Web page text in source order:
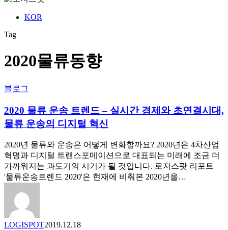
KOR
Tag
2020물류동향
2020
류
운
송
트
렌
드
–
실
경
제
블로그
2020 물류 운송 트렌드 – 실시간 경제와 초연결시대,
물류 운송의 디지털 혁신
2020년 물류와 운송은 어떻게 변화할까요? 2020년은 4차산업
혁명과 디지털 트랜스포메이션으로 대표되는 미래에 조금 더
가까워지는 과도기의 시기가 될 것입니다. 로지스팟 리포트
'물류운송트렌드 2020'은 현재에 비춰본 2020년을…
LOGISPOT2019.12.18